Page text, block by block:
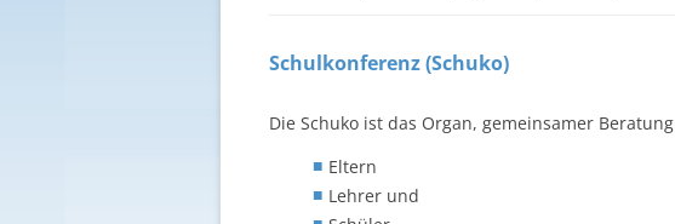
Schulkonferenz (Schuko)
Die Schuko ist das Organ, gemeinsamer
Eltern
Lehrer und